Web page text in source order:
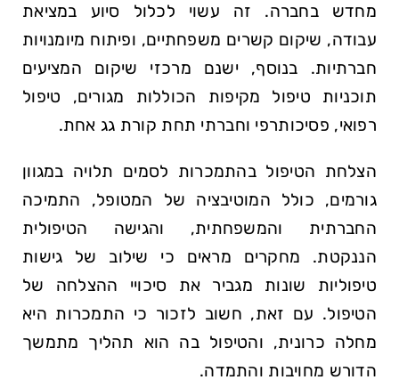
מחדש בחברה. זה עשוי לכלול סיוע במציאת
עבודה, שיקום קשרים משפחתיים, ופיתוח מיומנויות
חברתיות. בנוסף, ישנם מרכזי שיקום המציעים
תוכניות טיפול מקיפות הכוללות מגורים, טיפול
רפואי, פסיכותרפי וחברתי תחת קורת גג אחת.
הצלחת הטיפול בהתמכרות לסמים תלויה במגוון
גורמים, כולל המוטיבציה של המטופל, התמיכה
החברתית והמשפחתית, והגישה הטיפולית
הננקטת. מחקרים מראים כי שילוב של גישות
טיפוליות שונות מגביר את סיכויי ההצלחה של
הטיפול. עם זאת, חשוב לזכור כי התמכרות היא
מחלה כרונית, והטיפול בה הוא תהליך מתמשך
הדורש מחויבות והתמדה.